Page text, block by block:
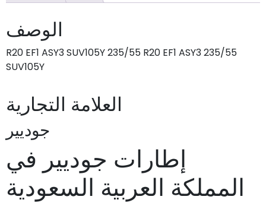
الوصف
235/55 R20 EF1 ASY3 SUV105Y 235/55 R20 EF1 ASY3
SUV105Y
العلامة التجارية
جوديير
إطارات جوديير في
المملكة العربية السعودية